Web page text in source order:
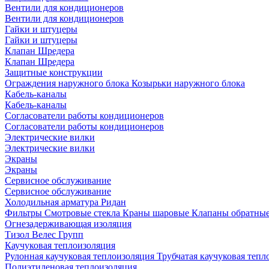
Вентили для кондиционеров
Вентили для кондиционеров
Гайки и штуцеры
Гайки и штуцеры
Клапан Шредера
Клапан Шредера
Защитные конструкции
Ограждения наружного блока Козырьки наружного блока
Кабель-каналы
Кабель-каналы
Согласователи работы кондиционеров
Согласователи работы кондиционеров
Электрические вилки
Электрические вилки
Экраны
Экраны
Сервисное обслуживание
Сервисное обслуживание
Холодильная арматура Ридан
Фильтры Смотровые стекла Краны шаровые Клапаны
Огнезадерживающая изоляция
Тизол Велес Групп
Каучуковая теплоизоляция
Рулонная каучуковая теплоизоляция Трубчатая каучуковая
Полиэтиленовая теплоизоляция